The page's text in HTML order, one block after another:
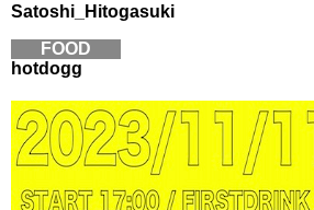
Satoshi_Hitogasuki
FOOD
hotdogg